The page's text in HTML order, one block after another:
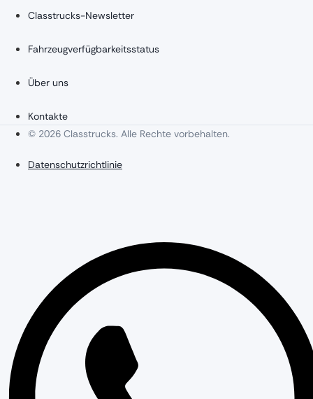
Classtrucks-Newsletter
Fahrzeugverfügbarkeitsstatus
Über uns
Kontakte
© 2026 Classtrucks. Alle Rechte vorbehalten.
Datenschutzrichtlinie